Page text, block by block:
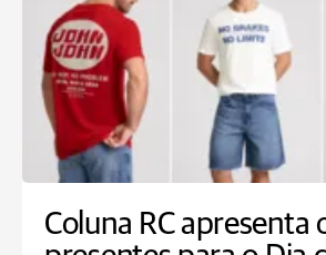
Coluna RC apresenta